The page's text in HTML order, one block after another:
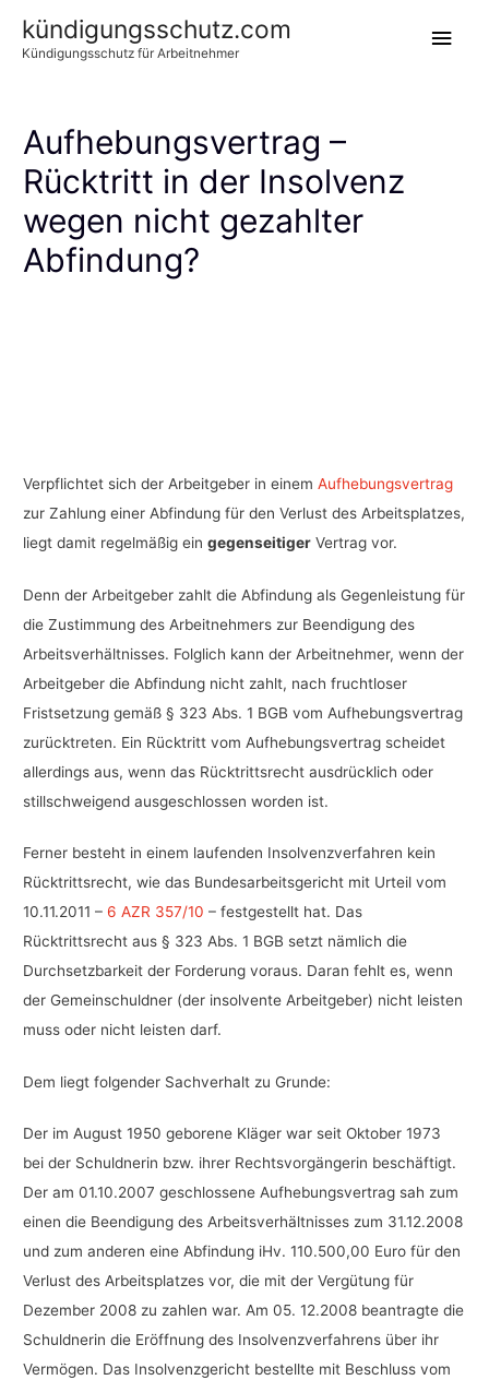
kündigungsschutz.com
Kündigungsschutz für Arbeitnehmer
Aufhebungsvertrag –
Rücktritt in der Insolvenz
wegen nicht gezahlter
Abfindung?
Verpflichtet sich der Arbeitgeber in einemAufhebungsvertrag
zur Zahlung einer Abfindung für den Verlust des Arbeitsplatzes,
liegt damit regelmäßig eingegenseitiger Vertrag vor.
Denn der Arbeitgeber zahlt die Abfindung als Gegenleistung für
die Zustimmung des Arbeitnehmers zur Beendigung des
Arbeitsverhältnisses. Folglich kann der Arbeitnehmer, wenn der
Arbeitgeber die Abfindung nicht zahlt, nach fruchtloser
Fristsetzung gemäß § 323 Abs. 1 BGB vom Aufhebungsvertrag
zurücktreten. Ein Rücktritt vom Aufhebungsvertrag scheidet
allerdings aus, wenn das Rücktrittsrecht ausdrücklich oder
stillschweigend ausgeschlossen worden ist.
Ferner besteht in einem laufenden Insolvenzverfahren kein
Rücktrittsrecht, wie das Bundesarbeitsgericht mit Urteil vom
10.11.2011 –6 AZR 357/10 – festgestellt hat. Das
Rücktrittsrecht aus § 323 Abs. 1 BGB setzt nämlich die
Durchsetzbarkeit der Forderung voraus. Daran fehlt es, wenn
der Gemeinschuldner (der insolvente Arbeitgeber) nicht leisten
muss oder nicht leisten darf.
Dem liegt folgender Sachverhalt zu Grunde:
Der im August 1950 geborene Kläger war seit Oktober 1973
bei der Schuldnerin bzw. ihrer Rechtsvorgängerin beschäftigt.
Der am 01.10.2007 geschlossene Aufhebungsvertrag sah zum
einen die Beendigung des Arbeitsverhältnisses zum 31.12.2008
und zum anderen eine Abfindung iHv. 110.500,00 Euro für den
Verlust des Arbeitsplatzes vor, die mit der Vergütung für
Dezember 2008 zu zahlen war. Am 05. 12.2008 beantragte die
Schuldnerin die Eröffnung des Insolvenzverfahrens über ihr
Vermögen. Das Insolvenzgericht bestellte mit Beschluss vom